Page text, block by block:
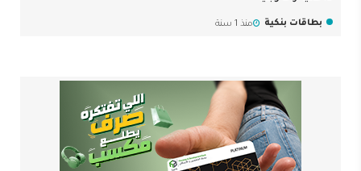
بطاقات بنكية منذ 1 سنة